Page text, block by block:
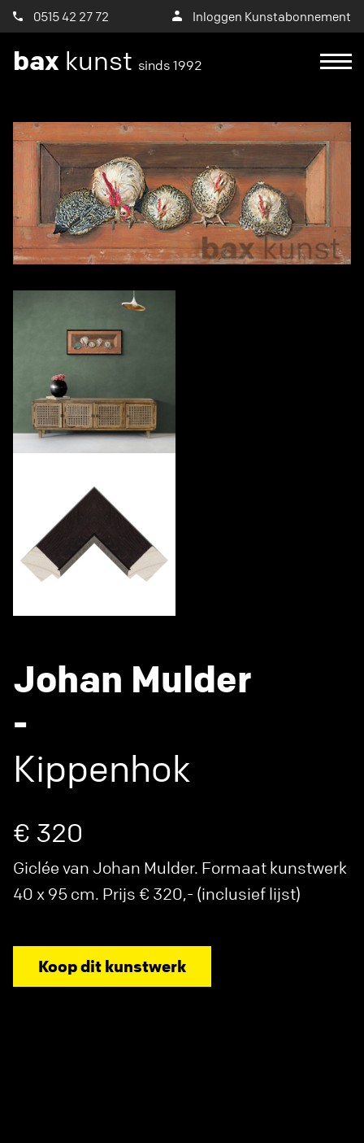
0515 42 27 72 Inloggen Kunstabonnement
bax kunst sinds 1992
Johan Mulder
-
Kippenhok
€ 320
Giclée van Johan Mulder. Formaat kunstwerk
40 x 95 cm. Prijs € 320,- (inclusief lijst)
Koop dit kunstwerk